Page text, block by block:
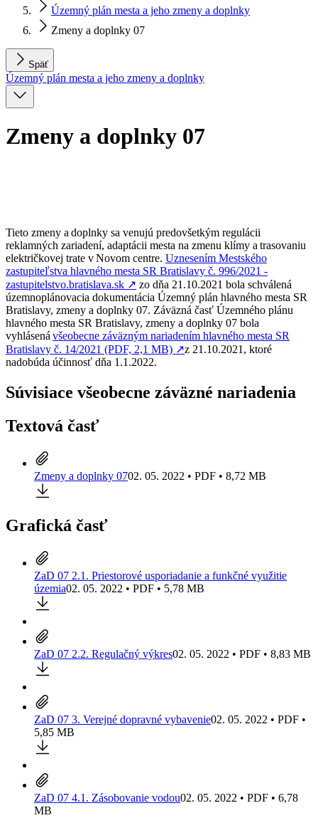
Územný plán mesta a jeho zmeny a doplnky
Zmeny a doplnky 07
Späť
Územný plán mesta a jeho zmeny a doplnky
Zmeny a doplnky 07
Tieto zmeny a doplnky sa venujú predovšetkým regulácii
reklamných zariadení, adaptácii mesta na zmenu klímy a trasovaniu
električkovej trate v Novom centre. Uznesením Mestského
zastupiteľstva hlavného mesta SR Bratislavy č. 996/2021 -
zastupitelstvo.bratislava.sk ↗︎ zo dňa 21.10.2021 bola schválená
územnoplánovacia dokumentácia Územný plán hlavného mesta SR
Bratislavy, zmeny a doplnky 07. Záväzná časť Územného plánu
hlavného mesta SR Bratislavy, zmeny a doplnky 07 bola
vyhlásená všeobecne záväzným nariadením hlavného mesta SR
Bratislavy č. 14/2021 (PDF, 2,1 MB) ↗︎z 21.10.2021, ktoré
nadobúda účinnosť dňa 1.1.2022.
Súvisiace všeobecne záväzné nariadenia
Textová časť
Zmeny a doplnky 0702. 05. 2022 • PDF • 8,72 MB
Grafická časť
ZaD 07 2.1. Priestorové usporiadanie a funkčné využitie
územia02. 05. 2022 • PDF • 5,78 MB
ZaD 07 2.2. Regulačný výkres02. 05. 2022 • PDF • 8,83 MB
ZaD 07 3. Verejné dopravné vybavenie02. 05. 2022 • PDF •
5,85 MB
ZaD 07 4.1. Zásobovanie vodou02. 05. 2022 • PDF • 6,78
MB